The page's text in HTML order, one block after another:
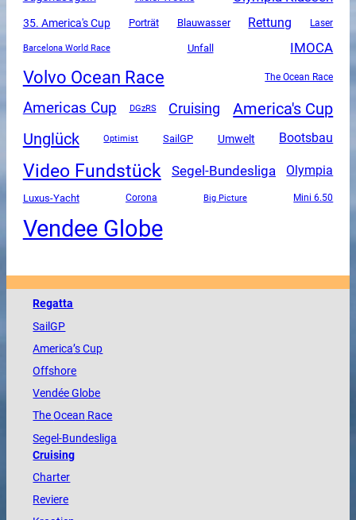
35. America's Cup Porträt Blauwasser Rettung Laser
Barcelona World Race Unfall IMOCA
Volvo Ocean Race The Ocean Race
Americas Cup DGzRS Cruising
America's Cup
Unglück
Optimist SailGP Umwelt Bootsbau
Video Fundstück Segel-Bundesliga Olympia
Luxus-Yacht Corona Big Picture Mini 6.50
Vendee Globe
Regatta
SailGP
America’s Cup
Offshore
VendéeGlobe
TheOcean Race
Segel-Bundesliga
Cruising
Charter
Reviere